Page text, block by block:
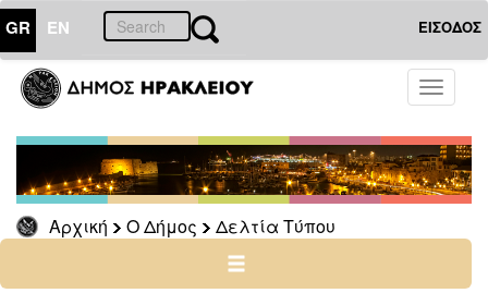
GR EN ΕΙΣΟΔΟΣ
Toggle
Αρχική Ο Δήμος Δελτία Τύπου
ΔΗΜΟΣ
Δελτία
Τύπου
Αρχείο